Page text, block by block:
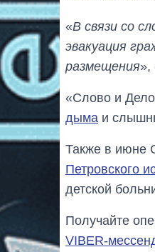
«В связи со
эвакуация
размещения»,
«Слово и
дыма и
Также в июне
Петровского
детской
Получайте
VIBER-